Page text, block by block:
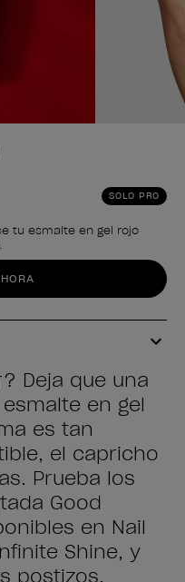
SOLO PRO
tu esmalte en gel rojo
Deja que una
en gel
es tan
el capricho
Prueba los
Good
en Nail
Shine, y
postizos.